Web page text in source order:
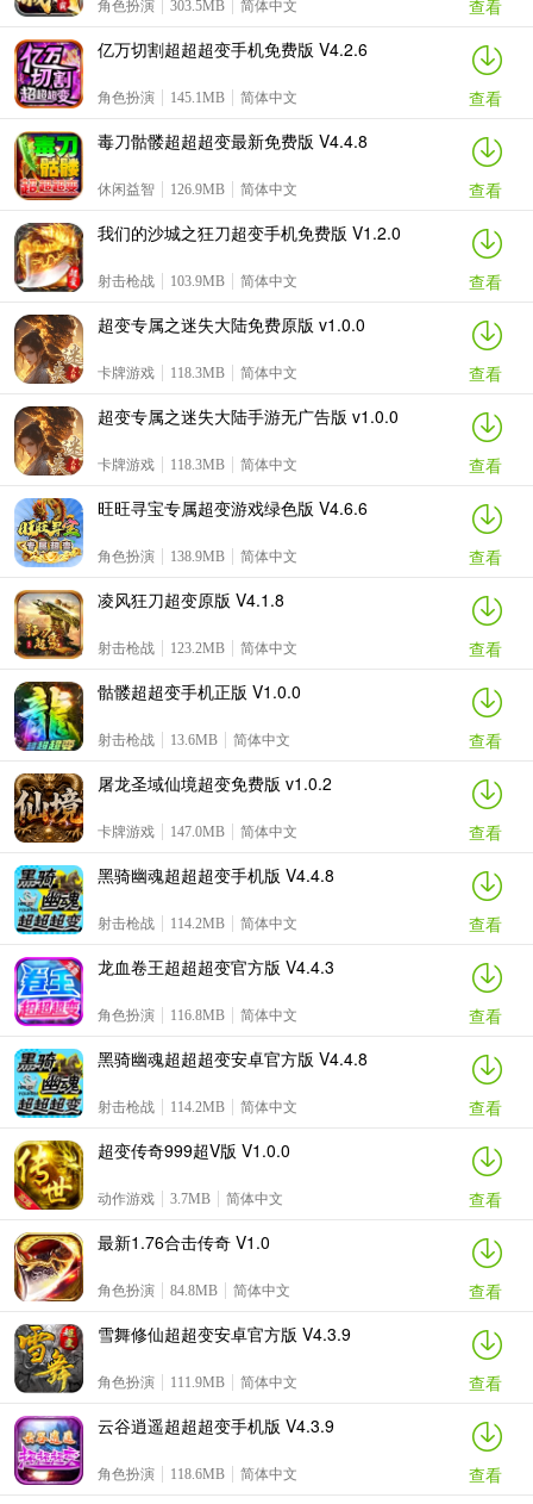
角色扮演 303.5MB 简体中文
查看
亿万切割超超超变手机免费版 V4.2.6
角色扮演 145.1MB 简体中文
查看
毒刀骷髅超超超变最新免费版 V4.4.8
休闲益智 126.9MB 简体中文
查看
我们的沙城之狂刀超变手机免费版 V1.2.0
射击枪战 103.9MB 简体中文
查看
超变专属之迷失大陆免费原版 v1.0.0
卡牌游戏 118.3MB 简体中文
查看
超变专属之迷失大陆手游无广告版 v1.0.0
卡牌游戏 118.3MB 简体中文
查看
旺旺寻宝专属超变游戏绿色版 V4.6.6
角色扮演 138.9MB 简体中文
查看
凌风狂刀超变原版 V4.1.8
射击枪战 123.2MB 简体中文
查看
骷髅超超变手机正版 V1.0.0
射击枪战 13.6MB 简体中文
查看
屠龙圣域仙境超变免费版 v1.0.2
卡牌游戏 147.0MB 简体中文
查看
黑骑幽魂超超超变手机版 V4.4.8
射击枪战 114.2MB 简体中文
查看
龙血卷王超超超变官方版 V4.4.3
角色扮演 116.8MB 简体中文
查看
黑骑幽魂超超超变安卓官方版 V4.4.8
射击枪战 114.2MB 简体中文
查看
超变传奇999超V版 V1.0.0
动作游戏 3.7MB 简体中文
查看
最新1.76合击传奇 V1.0
角色扮演 84.8MB 简体中文
查看
雪舞修仙超超变安卓官方版 V4.3.9
角色扮演 111.9MB 简体中文
查看
云谷逍遥超超超变手机版 V4.3.9
角色扮演 118.6MB 简体中文
查看